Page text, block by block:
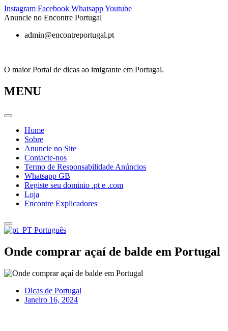
Pular
para
conteúdo
Instagram Facebook WhatsappYoutube
Anuncie no Encontre Portugal
admin@encontreportugal.pt
O maior Portal de dicas ao imigrante em Portugal.
MENU
Home
Sobre
Anuncie no Site
Contacte-nos
Termo de Responsabilidade Anúncios
Whatsapp GB
Registe seu dominio .pt e .com
Loja
Encontre Explicadores
Português
Onde comprar açaí de balde em Portugal
Dicas de Portugal
Janeiro 16, 2024